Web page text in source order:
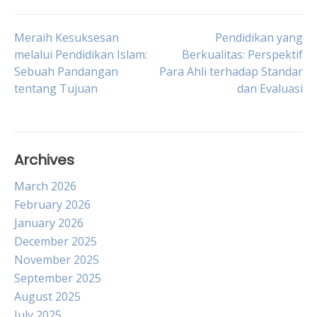
Post
navigation
Meraih Kesuksesan
melalui Pendidikan Islam:
Sebuah Pandangan
tentang Tujuan
Pendidikan yang
Berkualitas: Perspektif
Para Ahli terhadap Standar
dan Evaluasi
Archives
March 2026
February 2026
January 2026
December 2025
November 2025
September 2025
August 2025